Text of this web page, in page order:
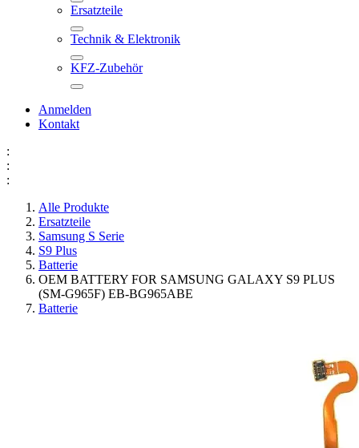
Ersatzteile
Technik & Elektronik
KFZ-Zubehör
Anmelden
Kontakt
:
:
:
Alle Produkte
Ersatzteile
Samsung S Serie
S9 Plus
Batterie
OEM BATTERY FOR SAMSUNG GALAXY S9 PLUS
(SM-G965F) EB-BG965ABE
Batterie